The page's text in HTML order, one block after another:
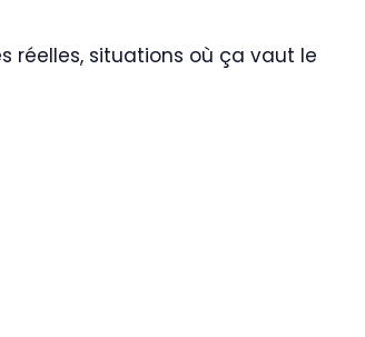
réelles, situations où ça vaut le